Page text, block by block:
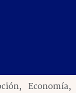
Economía,